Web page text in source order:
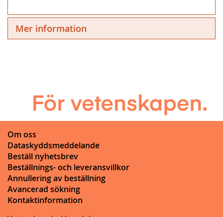
Mer information
Om oss
Dataskyddsmeddelande
Beställ nyhetsbrev
Beställnings- och leveransvillkor
Annullering av beställning
Avancerad sökning
Kontaktinformation